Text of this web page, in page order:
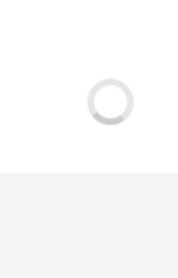
Basílica de San